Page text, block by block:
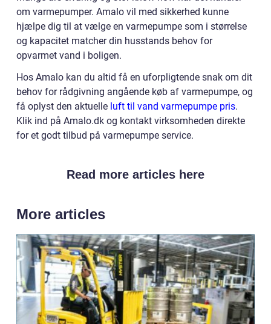
om varmepumper. Amalo vil med sikkerhed kunne
hjælpe dig til at vælge en varmepumpe som i størrelse
og kapacitet matcher din husstands behov for
opvarmet vand i boligen.
Hos Amalo kan du altid få en uforpligtende snak om dit
behov for rådgivning angående køb af varmepumpe, og
få oplyst den aktuelle luft til vand varmepumpe pris.
Klik ind på Amalo.dk og kontakt virksomheden direkte
for et godt tilbud på varmepumpe service.
Read more articles here
More articles